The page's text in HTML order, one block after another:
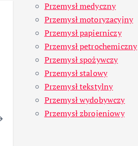
Przemysł medyczny
Przemysł motoryzacyjny
Przemysł papierniczy
Przemysł petrochemiczny
Przemysł spożywczy
Przemysł stalowy
Przemysł tekstylny
Przemysł wydobywczy
Przemysł zbrojeniowy